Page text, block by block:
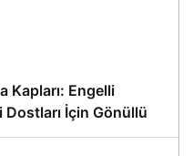
Kapları: Engelli
Dostları İçin Gönüllü